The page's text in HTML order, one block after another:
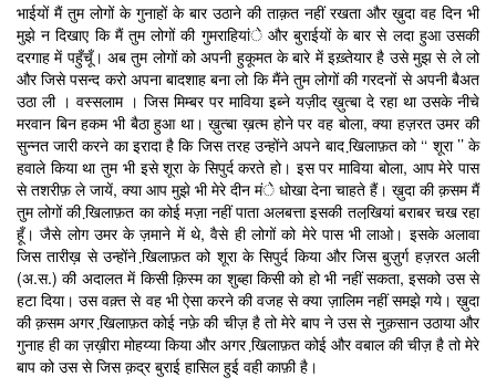
भाईयों मैं तुम लोगों के गुनाहों के बार उठाने की ताक़त नहीं रखता और ख़ुदा वह दिन भी
मुझे न दिखाए कि मैं तुम लोगों की गुमराहियांे और बुराईयों के बार से लदा हुआ उसकी
दरगाह में पहुँचूँ। अब तुम लोगों को अपनी हुकूमत के बारे में इख़्तेयार है उसे मुझ से ले लो
और जिसे पसन्द करो अपना बादशाह बना लो कि मैंने तुम लोगों की गरदनों से अपनी बैअत
उठा ली । वस्सलाम । जिस मिम्बर पर माविया इब्ने यज़ीद ख़ुत्बा दे रहा था उसके नीचे
मरवान बिन हकम भी बैठा हुआ था। ख़ुत्बा ख़त्म होने पर वह बोला, क्या हज़रत उमर की
सुन्नत जारी करने का इरादा है कि जिस तरह उन्होंने अपने बाद खि़लाफ़त को ‘‘ शूरा ’’ के
हवाले किया था तुम भी इसे शूरा के सिपुर्द करते हो। इस पर माविया बोला, आप मेरे पास
से तशरीफ़ ले जायें, क्या आप मुझे भी मेरे दीन मंे धोखा देना चाहते हैं। ख़ुदा की क़सम मैं
तुम लोगों की खि़लाफ़त का कोई मज़ा नहीं पाता अलबत्ता इसकी तलखि़यां बराबर चख रहा
हूँ। जैसे लोग उमर के ज़माने में थे, वैसे ही लोगों को मेरे पास भी लाओ। इसके अलावा
जिस तारीख़ से उन्होंने खि़लाफ़त को शूरा के सिपुर्द किया और जिस बुज़ुर्ग हज़रत अली
(अ.स.) की अदालत में किसी क़िस्म का शुब्हा किसी को हो भी नहीं सकता, इसको उस से
हटा दिया। उस वक़्त से वह भी ऐसा करने की वजह से क्या ज़ालिम नहीं समझे गये। ख़ुदा
की क़सम अगर खि़लाफ़त कोई नफ़े की चीज़ है तो मेरे बाप ने उस से नुक़सान उठाया और
गुनाह ही का ज़ख़ीरा मोहय्या किया और अगर खि़लाफ़त कोई और वबाल की चीज़ है तो मेरे
बाप को उस से जिस क़द्र बुराई हासिल हुई वही काफ़ी है।